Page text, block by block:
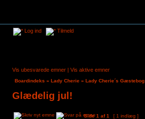
Log ind Tilmeld
Vis ubesvarede emner | Vis aktive emner
Boardindeks » Lady Cherie » Lady Cherie´s Gæstebog
Glædelig jul!
Side1 af1 [ 1 indlæg ]